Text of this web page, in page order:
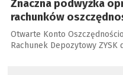
Znaczna podwyżka
rachunków
Otwarte Konto
Rachunek Depozytowy